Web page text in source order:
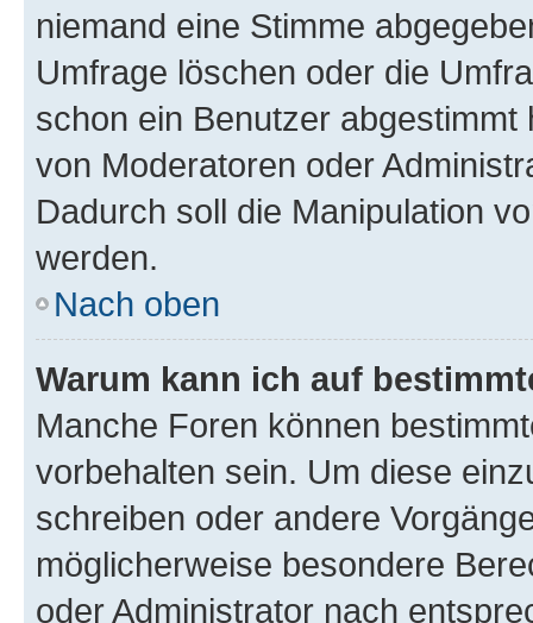
niemand eine Stimme
Umfrage löschen oder die
schon ein Benutzer
von Moderatoren oder
Dadurch soll die Manipulation
werden.
Nach oben
Warum kann ich auf
Manche Foren können
vorbehalten sein. Um diese
schreiben oder andere
möglicherweise besondere
oder Administrator nach